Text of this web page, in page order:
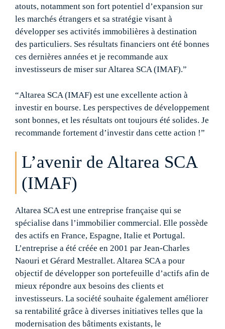
atouts, notamment son fort potentiel d’expansion sur
les marchés étrangers et sa stratégie visant à
développer ses activités immobilières à destination
des particuliers. Ses résultats financiers ont été bonnes
ces dernières années et je recommande aux
investisseurs de miser sur Altarea SCA (IMAF).”
“Altarea SCA (IMAF) est une excellente action à
investir en bourse. Les perspectives de développement
sont bonnes, et les résultats ont toujours été solides. Je
recommande fortement d’investir dans cette action !”
L’avenir de Altarea SCA
(IMAF)
Altarea SCA est une entreprise française qui se
spécialise dans l’immobilier commercial. Elle possède
des actifs en France, Espagne, Italie et Portugal.
L’entreprise a été créée en 2001 par Jean-Charles
Naouri et Gérard Mestrallet. Altarea SCA a pour
objectif de développer son portefeuille d’actifs afin de
mieux répondre aux besoins des clients et
investisseurs. La société souhaite également améliorer
sa rentabilité grâce à diverses initiatives telles que la
modernisation des bâtiments existants, le